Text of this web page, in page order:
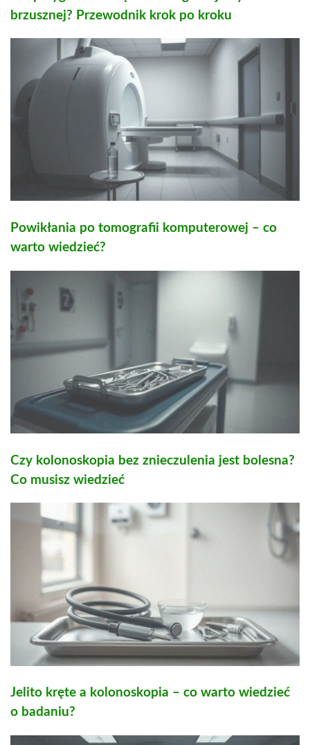
brzusznej? Przewodnik krok po kroku
Powikłania po tomografii komputerowej – co
warto wiedzieć?
Czy kolonoskopia bez znieczulenia jest bolesna?
Co musisz wiedzieć
Jelito kręte a kolonoskopia – co warto wiedzieć
o badaniu?